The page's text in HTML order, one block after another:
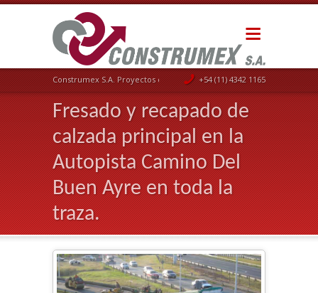
Construmex S.A. Proyectos de Ingeniería+54 (11) 4342 1165
Fresado y recapado de
calzada principal en la
Autopista Camino Del
Buen Ayre en toda la
traza.